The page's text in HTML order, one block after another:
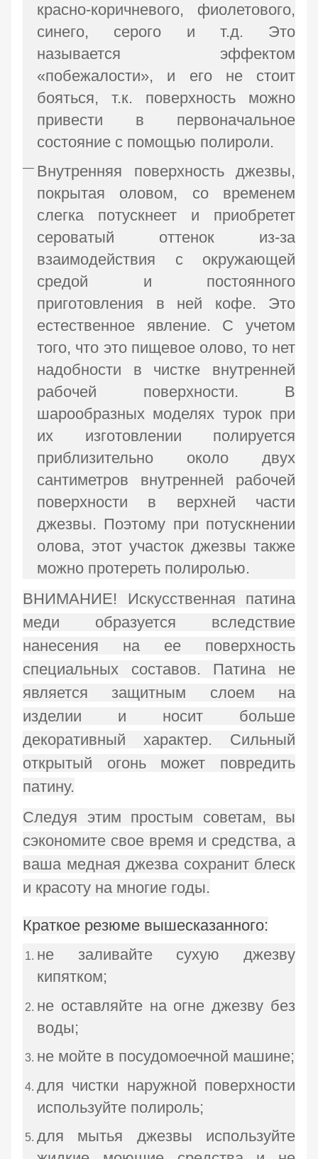
красно-коричневого, фиолетового,
синего, серого и т.д. Это
называется эффектом
«побежалости», и его не стоит
бояться, т.к. поверхность можно
привести в первоначальное
состояние с помощью полироли.
Внутренняя поверхность джезвы,
покрытая оловом, со временем
слегка потускнеет и приобретет
сероватый оттенок из-за
взаимодействия с окружающей
средой и постоянного
приготовления в ней кофе. Это
естественное явление. С учетом
того, что это пищевое олово, то нет
надобности в чистке внутренней
рабочей поверхности. В
шарообразных моделях турок при
их изготовлении полируется
приблизительно около двух
сантиметров внутренней рабочей
поверхности в верхней части
джезвы. Поэтому при потускнении
олова, этот участок джезвы также
можно протереть полиролью.
ВНИМАНИЕ! Искусственная патина
меди образуется вследствие
нанесения на ее поверхность
специальных составов. Патина не
является защитным слоем на
изделии и носит больше
декоративный характер. Сильный
открытый огонь может повредить
патину.
Следуя этим простым советам, вы
сэкономите свое время и средства, а
ваша медная джезва сохранит блеск
и красоту на многие годы.
Краткое резюме вышесказанного:
не заливайте сухую джезву
кипятком;
не оставляйте на огне джезву без
воды;
не мойте в посудомоечной машине;
для чистки наружной поверхности
используйте полироль;
для мытья джезвы используйте